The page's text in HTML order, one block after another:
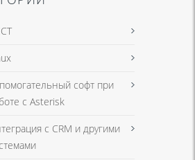
софт при
с Asterisk
с CRM и другими